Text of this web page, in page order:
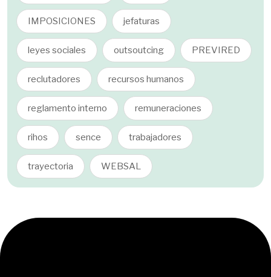
IMPOSICIONES jefaturas
leyes sociales outsoutcing PREVIRED
reclutadores recursos humanos
reglamento interno remuneraciones
rihos sence trabajadores
trayectoria WEBSAL